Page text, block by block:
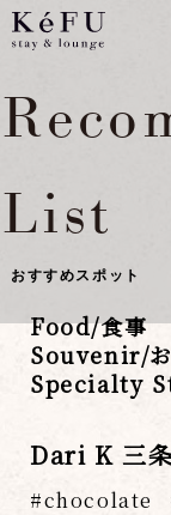
List
おすすめスポット
Food/食事
Souvenir/
Specialty
Dari K 三
chocolate